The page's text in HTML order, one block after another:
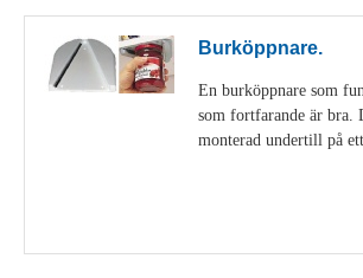
Burköppnare.
En burköppnare som
som fortfarande är bra.
monterad undertill på